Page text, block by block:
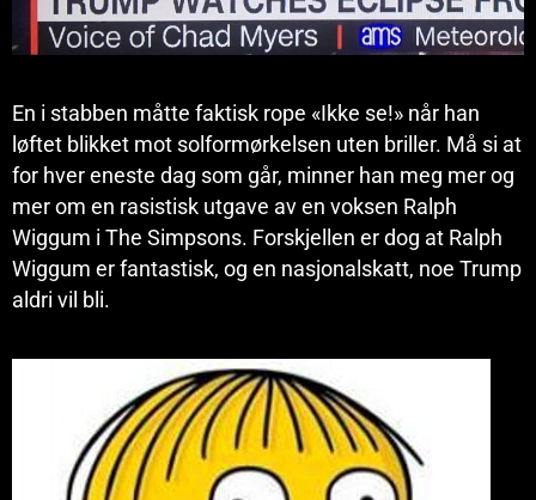
En i stabben måtte faktisk rope «Ikke se!» når han
løftet blikket mot solformørkelsen uten briller. Må si at
for hver eneste dag som går, minner han meg mer og
mer om en rasistisk utgave av en voksen Ralph
Wiggum i The Simpsons. Forskjellen er dog at Ralph
Wiggum er fantastisk, og en nasjonalskatt, noe Trump
aldri vil bli.